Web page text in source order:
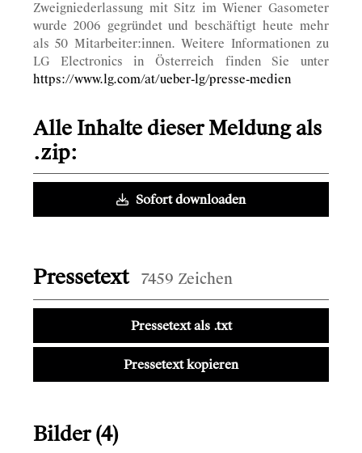
Zweigniederlassung mit Sitz im Wiener Gasometer
wurde 2006 gegründet und beschäftigt heute mehr
als 50 Mitarbeiter:innen. Weitere Informationen zu
LG Electronics in Österreich finden Sie unter
https://www.lg.com/at/ueber-lg/presse-medien
Alle Inhalte dieser Meldung als
.zip:
Sofort downloaden
Pressetext 7459 Zeichen
Pressetext als .txt
Pressetext kopieren
Bilder (4)